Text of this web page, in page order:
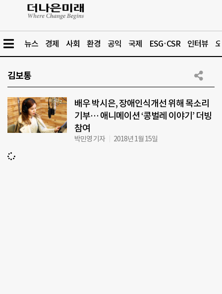
뉴스 경제 사회 환경 공익 국제 ESG·CSR 인터뷰
김보통
배우 박시은, 장애인식개선 위해 목소리
기부… 애니메이션 ‘콩벌레 이야기’ 더빙
참여
박민영 기자 2018년 1월 15일